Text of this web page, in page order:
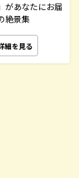
があなたにお届
絶景集
細を見る